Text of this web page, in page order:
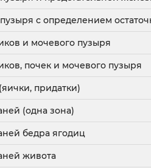
с определением
и мочевого пузыря
почек и мочевого пузыря
придатки)
(одна зона)
бедра ягодиц
живота